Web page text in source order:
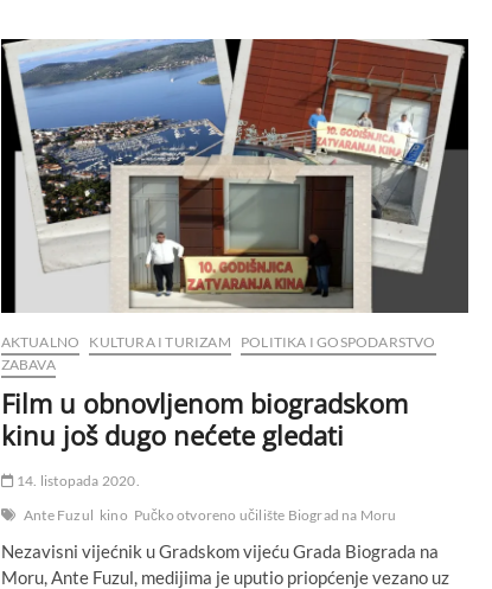
AKTUALNO KULTURA I TURIZAM
POLITIKA I GOSPODARSTVO
ZABAVA
Film u obnovljenom biogradskom
kinu još dugo nećete gledati
14. listopada 2020.
Ante Fuzul kino Pučko otvoreno učilište Biograd na Moru
Nezavisni vijećnik u Gradskom vijeću Grada Biograda na
Moru, Ante Fuzul, medijima je uputio priopćenje vezano uz